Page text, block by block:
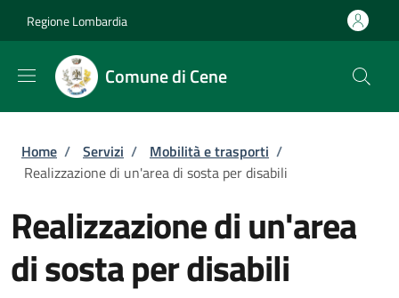
Regione Lombardia
Comune di Cene
Briciole di pane
Home / Servizi / Mobilità e trasporti /
Realizzazione di un'area di sosta per disabili
Realizzazione di un'area
di sosta per disabili